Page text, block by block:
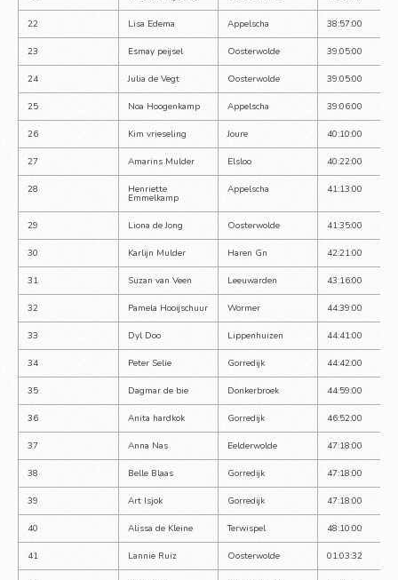
22 Lisa Edema Appelscha 38:57:00
23 Esmay peijsel Oosterwolde 39:05:00
24 Julia de Vegt Oosterwolde 39:05:00
25 Noa Hoogenkamp Appelscha 39:06:00
26 Kim vrieseling Joure 40:10:00
27 Amarins Mulder Elsloo 40:22:00
28 Henriette
Emmelkamp
Appelscha 41:13:00
29 Liona de Jong Oosterwolde 41:35:00
30 Karlijn Mulder Haren Gn 42:21:00
31 Suzan van Veen Leeuwarden 43:16:00
32 Pamela Hooijschuur Wormer 44:39:00
33 Dyl Doo Lippenhuizen 44:41:00
34 Peter Selie Gorredijk 44:42:00
35 Dagmar de bie Donkerbroek 44:59:00
36 Anita hardkok Gorredijk 46:52:00
37 Anna Nas Eelderwolde 47:18:00
38 Belle Blaas Gorredijk 47:18:00
39 Art Isjok Gorredijk 47:18:00
40 Alissa de Kleine Terwispel 48:10:00
41 Lannie Ruiz Oosterwolde 01:03:32